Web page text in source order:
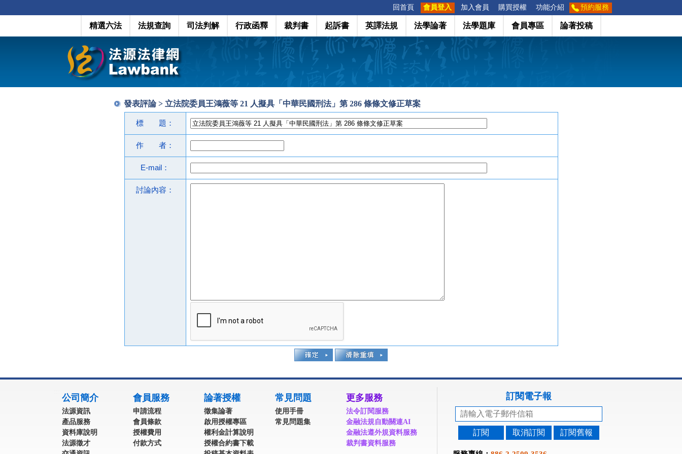
回首頁 會員登入 加入會員 購買授權 功能介紹 預約服務
精選六法 法規查詢 司法判解 行政函釋 裁判書 起訴書 英譯法規 法學論著 法學題庫 會員專區 論著投稿
發表評論 > 立法院委員王鴻薇等 21 人擬具「中華民國刑法」第 286 條條文修正草案
標 題：
作 者：
E-mail：
討論內容：
公司簡介
法源資訊
產品服務
資料庫說明
法源徵才
會員服務
申請流程
會員條款
授權費用
付款方式
論著授權
徵集論著
啟用授權專區
權利金計算說明
授權合約書下載
常見問題
使用手冊
常見問題集
更多服務
法令訂閱服務
金融法規自動關連AI
金融法遵外規資料服務
裁判書資料服務
訂閱電子報
訂閱 取消訂閱 訂閱舊報